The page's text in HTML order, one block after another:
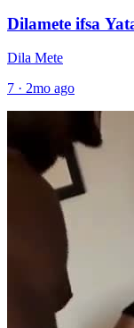
Dilamete ifsa
Dila Mete
7 · 2mo ago